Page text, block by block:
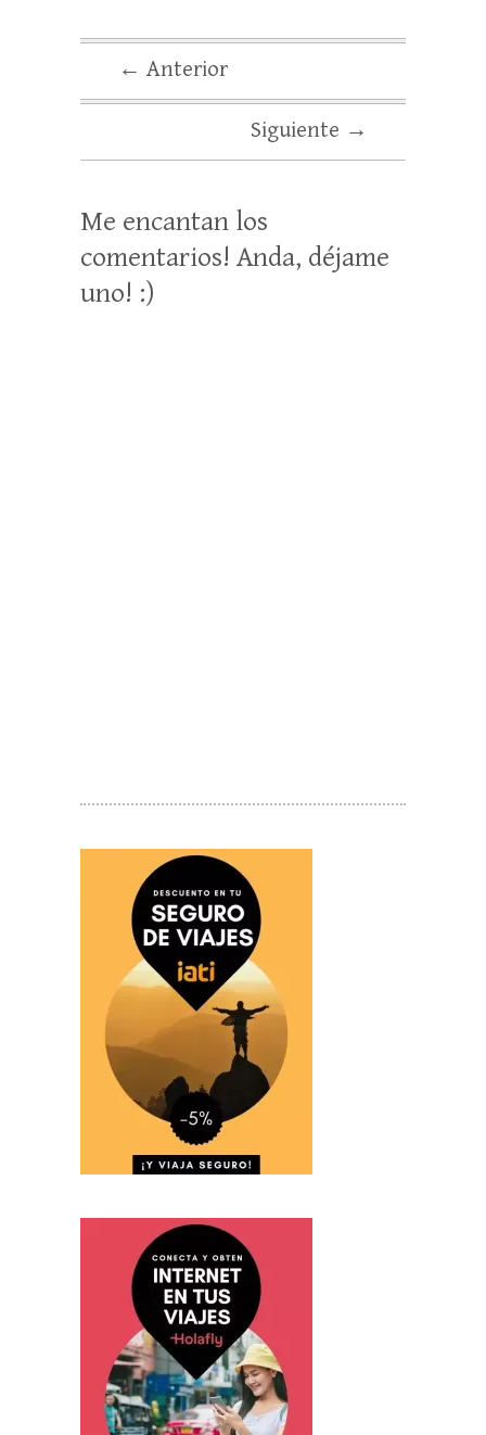
← Anterior
Siguiente →
Me encantan los
comentarios! Anda, déjame
uno! :)